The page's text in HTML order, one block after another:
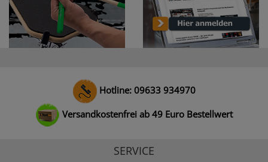
Hotline: 09633 934970
Versandkostenfrei ab 49 Euro Bestellwert
SERVICE